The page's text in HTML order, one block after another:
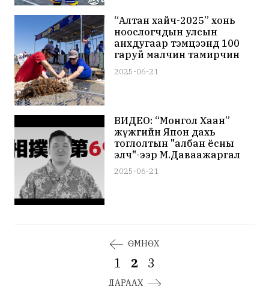
“Алтан хайч-2025” хонь
ноослогчдын улсын
анхдугаар тэмцээнд 100
гаруй малчин тамирчин
оролцож байна
2025-06-21
ВИДЕО: “Монгол Хаан”
жүжгийн Япон дахь
тоглолтын "албан ёсны
элч"-ээр М.Даваажаргал
сонгогджээ
2025-06-21
ӨМНӨХ
1 2 3
ДАРААХ